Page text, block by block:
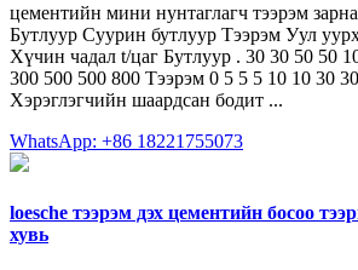
цементийн мини нунтаглагч тээрэм
Бутлуур Суурин бутлуур Тээрэм Уул
Хүчин чадал t/цаг Бутлуур . 30 30 50 50
300 500 500 800 Тээрэм 0 5 5 5 10 10 30
Хэрэглэгчийн шаардсан бодит ...
WhatsApp: +86 18221755073
loesche тээрэм дэх цементийн босоо
хувь